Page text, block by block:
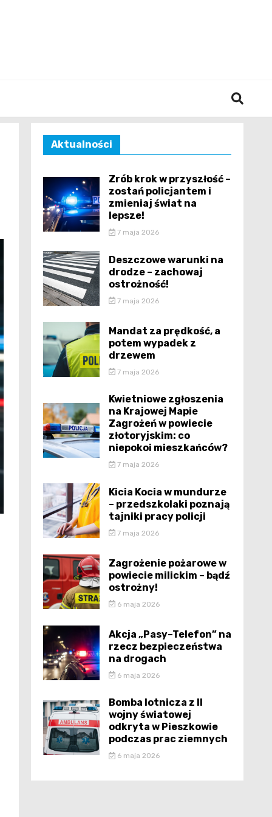
Aktualności
Zrób krok w przyszłość –
zostań policjantem i
zmieniaj świat na
lepsze!
7 maja 2026
Deszczowe warunki na
drodze – zachowaj
ostrożność!
7 maja 2026
Mandat za prędkość, a
potem wypadek z
drzewem
7 maja 2026
Kwietniowe zgłoszenia
na Krajowej Mapie
Zagrożeń w powiecie
złotoryjskim: co
niepokoi mieszkańców?
7 maja 2026
Kicia Kocia w mundurze
– przedszkolaki poznają
tajniki pracy policji
7 maja 2026
Zagrożenie pożarowe w
powiecie milickim – bądź
ostrożny!
6 maja 2026
Akcja „Pasy–Telefon” na
rzecz bezpieczeństwa
na drogach
6 maja 2026
Bomba lotnicza z II
wojny światowej
odkryta w Pieszkowie
podczas prac ziemnych
6 maja 2026